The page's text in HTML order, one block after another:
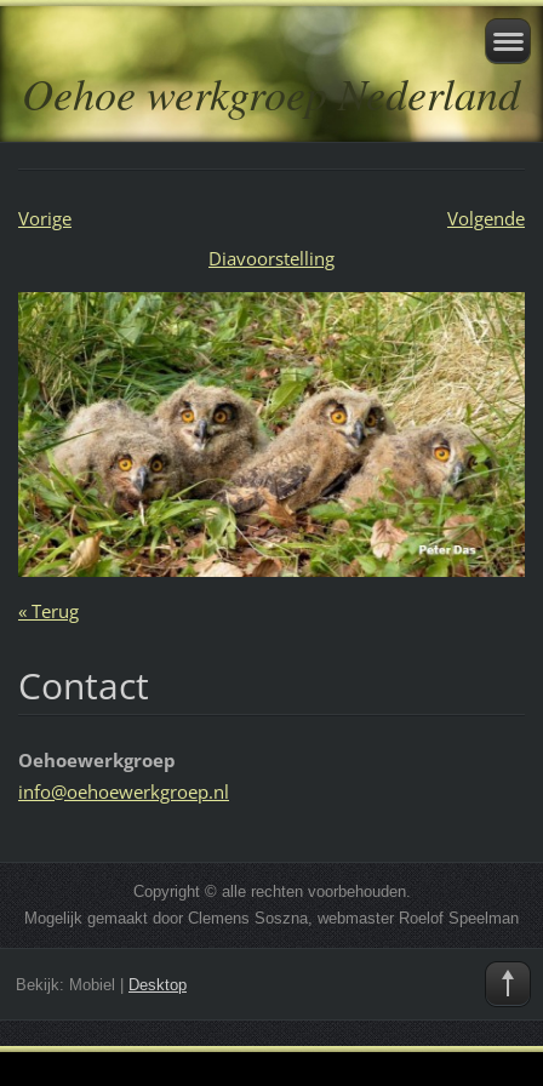
Oehoe werkgroep Nederland
Vorige
Volgende
Diavoorstelling
« Terug
Contact
Oehoewerkgroep
info@oehoewerkgroep.nl
Copyright © alle rechten voorbehouden.
Mogelijk gemaakt door Clemens Soszna, webmaster Roelof Speelman
Bekijk: Mobiel Desktop